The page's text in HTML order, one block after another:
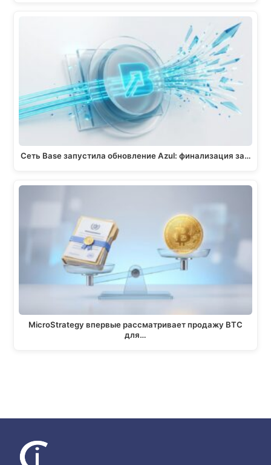
Сеть Base запустила обновление Azul: финализация за…
MicroStrategy впервые рассматривает продажу BTC
для…